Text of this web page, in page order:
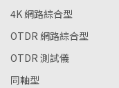
4K 網路綜合型
OTDR 網路綜合型
OTDR 測試儀
同軸型